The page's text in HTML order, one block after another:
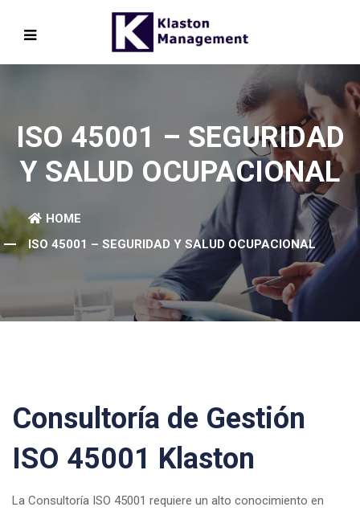
ISO 45001 – SEGURIDAD
Y SALUD OCUPACIONAL
HOME
ISO 45001 – SEGURIDAD Y SALUD OCUPACIONAL
Consultoría de Gestión
ISO 45001 Klaston
La Consultoría ISO 45001 requiere un alto conocimiento en